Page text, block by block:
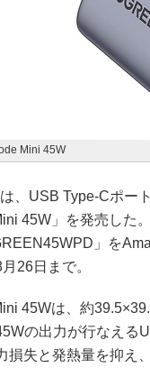
Mini 45W
は、USB Type-Cポー
45W」を発売した
」を
26日まで。
45Wは、約
の出力が行なえる
損失と発熱量を抑え